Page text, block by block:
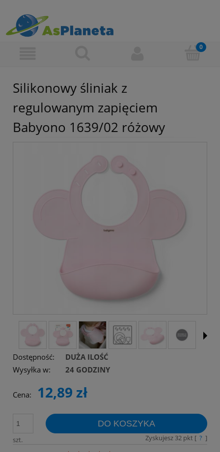
Silikonowy śliniak z
regulowanym zapięciem
Babyono 1639/02 różowy
Dostępność:
DUŻA ILOŚĆ
Wysyłka w:
24 GODZINY
Cena: 12,89 zł
szt.
DO KOSZYKA
Zyskujesz 32pkt [ ? ]